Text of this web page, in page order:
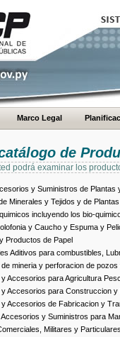
Marco Legal
de
podrá examinar los
y Suministros de Plantas
Minerales y Tejidos y de
incluyendo los bio-
y Caucho y Espuma y
Productos de Papel
Aditivos para combustibles,
mineria y perforacion de
Accesorios para Agricultura
Accesorios para Construccion y
Accesorios de Fabricacion y
y Suministros para
Militares y